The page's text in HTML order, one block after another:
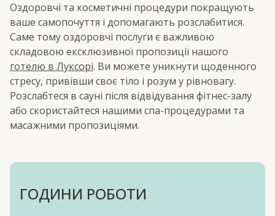
Оздоровчі та косметичні процедури покращують
ваше самопочуття і допомагають розслабитися.
Саме тому оздоровчі послуги є важливою
складовою ексклюзивної пропозиції нашого
готелю в Луксорі. Ви можете уникнути щоденного
стресу, привівши своє тіло і розум у рівновагу.
Розслабтеся в сауні після відвідування фітнес-залу
або скористайтеся нашими спа-процедурами та
масажними пропозиціями.
ГОДИНИ РОБОТИ